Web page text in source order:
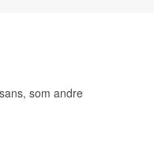
som andre